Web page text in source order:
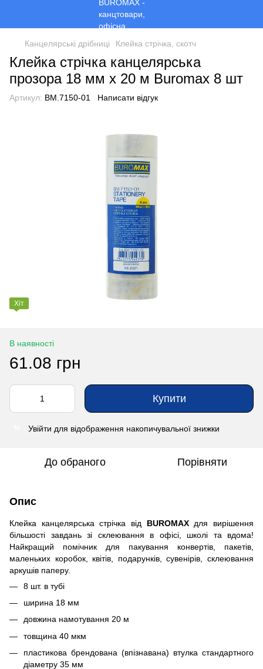
Канцелярські дрібниці Клейка стрічка, скотч
Клейка стрічка канцелярська
прозора 18 мм х 20 м Buromax 8 шт
Артикул: BM.7150-01 Написати відгук
Хіт
В наявності
61.08 грн
Купити
Увійти для відображення накопичувальної знижки
До обраного Порівняти
Опис
Клейка канцелярська стрічка від BUROMAXдля вирішення
більшості завдань зі склеювання в офісі, школі та вдома!
Найкращий помічник для пакування конвертів, пакетів,
маленьких коробок, квітів, подарунків, сувенірів, склеювання
аркушів паперу.
8 шт. в тубі
ширина 18 мм
довжина намотування 20 м
товщина 40 мкм
пластикова брендована (впізнавана) втулка стандартного
діаметру 35 мм